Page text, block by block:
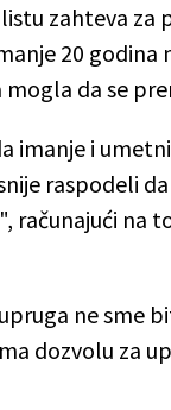
zahteva za
20 godina
da se
imanje i
raspodeli
računajući na
ne sme
dozvolu za